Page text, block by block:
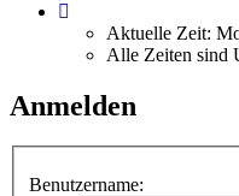
Aktuelle Zeit:
Alle Zeiten sind
Anmelden
Benutzername: